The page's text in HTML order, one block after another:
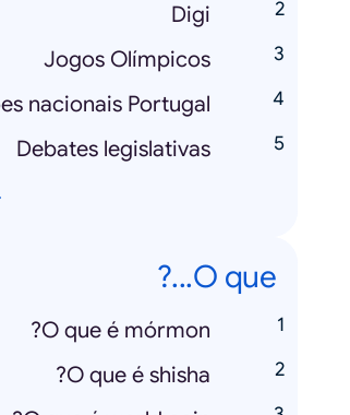
Digi
Jogos Olímpicos
nacionais Portugal
Debates legislativas
O que...?
O que é mórmon?
O que é shisha?